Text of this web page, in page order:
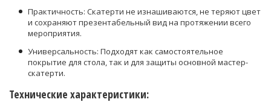
Практичность: Скатерти не изнашиваются, не теряют цвет
и сохраняют презентабельный вид на протяжении всего
мероприятия.
Универсальность: Подходят как самостоятельное
покрытие для стола, так и для защиты основной мастер-
скатерти.
Технические характеристики: